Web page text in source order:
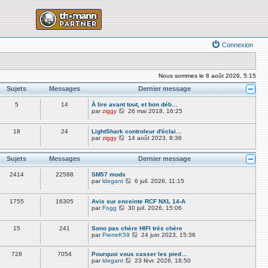
Connexion
Nous sommes le 8 août 2026, 5:15
Sujets Messages Dernier message
5 14
À lire avant tout, et bon déb…
parziggy
V
i
r
d
i
e
m
e
s
a
g
e
26 mai 2018, 16:25
18 24
LightShark controleur d'éclai…
parziggy
V
i
d
e
i
e
m
e
s
g
e
14 août 2023, 8:36
Sujets Messages Dernier message
2414 22588
SM57 mods
parldegant
V
i
r
l
d
e
r
n
i
e
6 juil. 2026, 11:15
1755 16305
Avis sur enceinte RCF NXL 14-A
parFogg
V
i
r
l
d
e
r
30 juil. 2026, 15:06
15 241
Sono pas chère HIFI très chère
parPierreK59
V
i
r
l
24 juin 2023, 15:36
728 7054
Pourquoi vous casser les pied…
parldegant
V23 févr. 2026, 18:50